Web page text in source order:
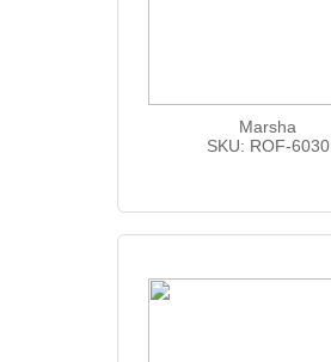
Marsha
SKU: ROF-6030